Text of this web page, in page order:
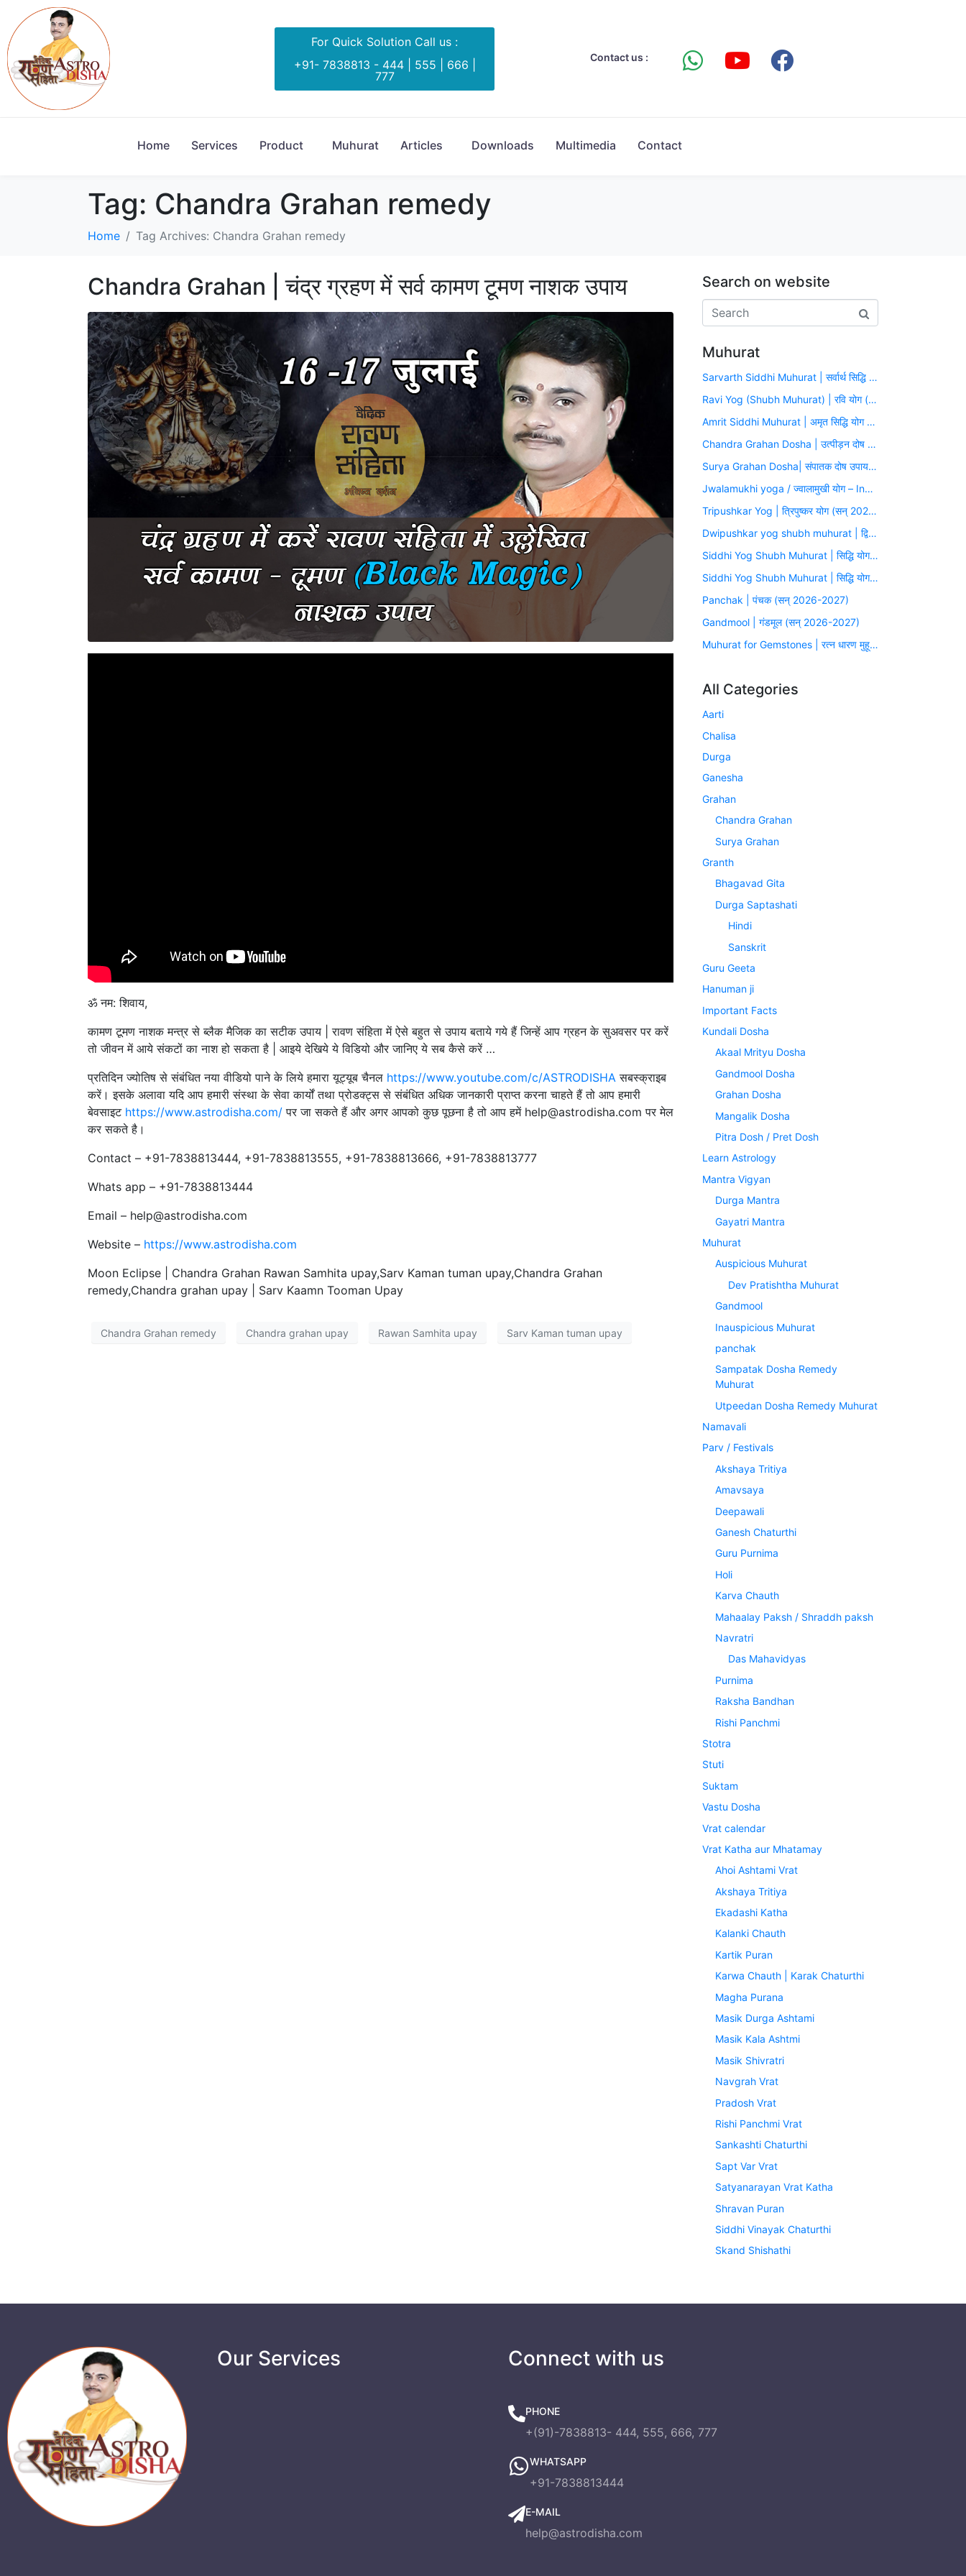
For Quick Solution Call us :
+91- 7838813 - 444 | 555 | 666 |
777
Contact us :
Home Services Product Muhurat Articles Downloads Multimedia Contact
Tag: Chandra Grahan remedy
Home Tag Archives: Chandra Grahan remedy
Chandra Grahan | चंद्र ग्रहण में सर्व कामण टूमण नाशक उपाय
ॐ नम: शिवाय,
कामण टूमण नाशक मन्त्र से ब्लैक मैजिक का सटीक उपाय | रावण संहिता में ऐसे बहुत से उपाय बताये गये हैं जिन्हें आप ग्रहन के सुअवसर पर करें
तो जीवन में आये संकटों का नाश हो सकता है | आइये देखिये ये विडियो और जानिए ये सब कैसे करें …
प्रतिदिन ज्योतिष से संबंधित नया वीडियो पाने के लिये हमारा यूट्यूब चैनल https://www.youtube.com/c/ASTRODISHA सबस्‍क्राइब
करें। इसके अलावा यदि आप हमारी संस्था के सेवा कार्यों तथा प्रोडक्ट्स से संबंधित अधिक जानकारी प्राप्‍त करना चाहते हैं तो आप हमारी
बेवसाइट https://www.astrodisha.com/ पर जा सकते हैं और अगर आपको कुछ पूछना है तो आप हमें help@astrodisha.com पर मेल
कर सकते है।
Contact – +91-7838813444, +91-7838813555, +91-7838813666, +91-7838813777
Whats app – +91-7838813444
Email – help@astrodisha.com
Website – https://www.astrodisha.com
Moon Eclipse | Chandra Grahan Rawan Samhita upay,Sarv Kaman tuman upay,Chandra Grahan
remedy,Chandra grahan upay | Sarv Kaamn Tooman Upay
Chandra Grahan remedy Chandra grahan upay Rawan Samhita upay Sarv Kaman tuman upay
Search on website
Muhurat
Sarvarth Siddhi Muhurat | सर्वार्थ सिद्धि योग (सन् 2026-2027)
Ravi Yog (Shubh Muhurat) | रवि योग (सन् 2026-2027)
Amrit Siddhi Muhurat | अमृत सिद्धि योग (सन् 2026-2027)
Chandra Grahan Dosha | उत्पीड़न दोष उपाय मुहूर्त (सन् 2026-2027)
Surya Grahan Dosha| संपातक दोष उपाय मुहूर्त (सन् 2026-2027)
Jwalamukhi yoga / ज्वालामुखी योग – Inauspicious Yoga
Tripushkar Yog | त्रिपुष्कर योग (सन् 2026-2027)
Dwipushkar yog shubh muhurat | द्विपुष्कर योग (सन् 2026-2027)
Siddhi Yog Shubh Muhurat | सिद्धि योग (सन् 2026-2027)
Siddhi Yog Shubh Muhurat | सिद्धि योग (सन् 2026-2027)
Panchak | पंचक (सन् 2026-2027)
Gandmool | गंडमूल (सन् 2026-2027)
Muhurat for Gemstones | रत्न धारण मुहूर्त (सन् 2026-2027)
All Categories
Aarti
Chalisa
Durga
Ganesha
Grahan
Chandra Grahan
Surya Grahan
Granth
Bhagavad Gita
Durga Saptashati
Hindi
Sanskrit
Guru Geeta
Hanuman ji
Important Facts
Kundali Dosha
Akaal Mrityu Dosha
Gandmool Dosha
Grahan Dosha
Mangalik Dosha
Pitra Dosh / Pret Dosh
Learn Astrology
Mantra Vigyan
Durga Mantra
Gayatri Mantra
Muhurat
Auspicious Muhurat
Dev Pratishtha Muhurat
Gandmool
Inauspicious Muhurat
panchak
Sampatak Dosha Remedy
Muhurat
Utpeedan Dosha Remedy Muhurat
Namavali
Parv / Festivals
Akshaya Tritiya
Amavsaya
Deepawali
Ganesh Chaturthi
Guru Purnima
Holi
Karva Chauth
Mahaalay Paksh / Shraddh paksh
Navratri
Das Mahavidyas
Purnima
Raksha Bandhan
Rishi Panchmi
Stotra
Stuti
Suktam
Vastu Dosha
Vrat calendar
Vrat Katha aur Mhatamay
Ahoi Ashtami Vrat
Akshaya Tritiya
Ekadashi Katha
Kalanki Chauth
Kartik Puran
Karwa Chauth | Karak Chaturthi
Magha Purana
Masik Durga Ashtami
Masik Kala Ashtmi
Masik Shivratri
Navgrah Vrat
Pradosh Vrat
Rishi Panchmi Vrat
Sankashti Chaturthi
Sapt Var Vrat
Satyanarayan Vrat Katha
Shravan Puran
Siddhi Vinayak Chaturthi
Skand Shishathi
Our Services Connect with us
PHONE
+(91)-7838813- 444, 555, 666, 777
WHATSAPP
+91-7838813444
E-MAIL
help@astrodisha.com